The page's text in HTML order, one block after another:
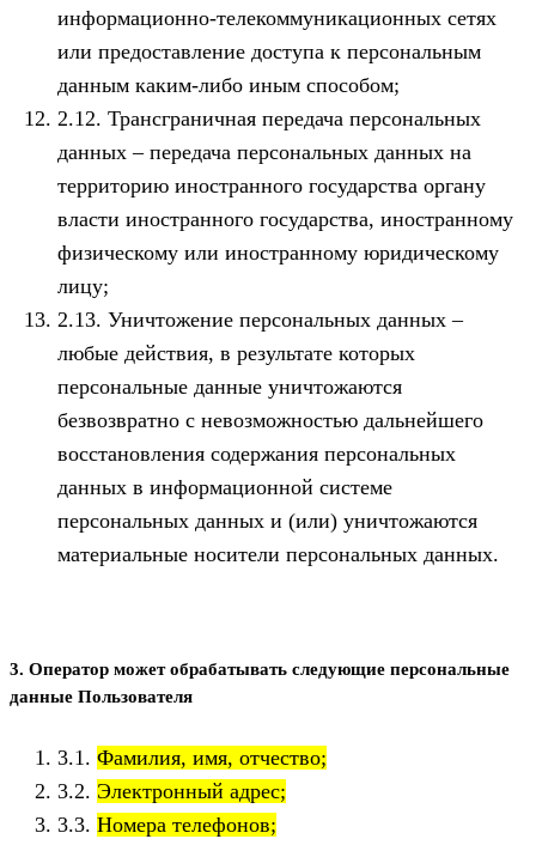
информационно-телекоммуникационных сетях
или предоставление доступа к персональным
данным каким-либо иным способом;
2.12. Трансграничная передача персональных
данных – передача персональных данных на
территорию иностранного государства органу
власти иностранного государства, иностранному
физическому или иностранному юридическому
лицу;
2.13. Уничтожение персональных данных –
любые действия, в результате которых
персональные данные уничтожаются
безвозвратно с невозможностью дальнейшего
восстановления содержания персональных
данных в информационной системе
персональных данных и (или) уничтожаются
материальные носители персональных данных.
3. Оператор может обрабатывать следующие персональные
данные Пользователя
3.1. Фамилия, имя, отчество;
3.2. Электронный адрес;
3.3. Номера телефонов;